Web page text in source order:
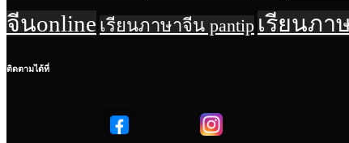
จีนonline เรียนภาษาจีน pantip เรียนภา
ติดตามได้ที่